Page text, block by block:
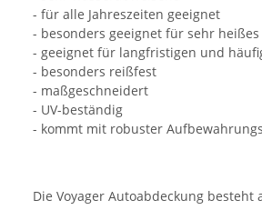
- für alle Jahreszeiten geeignet
- besonders geeignet für sehr
- geeignet für langfristigen und
- besonders reißfest
- maßgeschneidert
- UV-beständig
- kommt mit robuster
Die Voyager Autoabdeckung besteht